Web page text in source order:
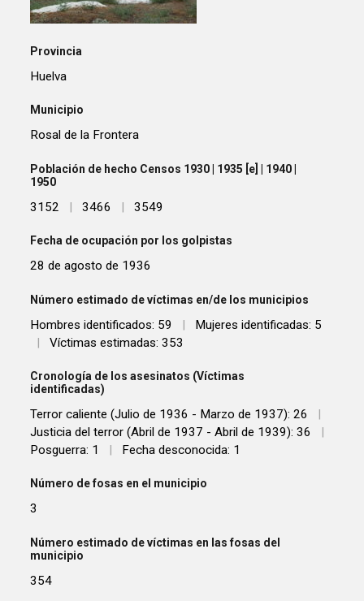
Provincia
Huelva
Municipio
Rosal de la Frontera
Población de hecho Censos 1930 | 1935 [e] | 1940 |
1950
3152 | 3466 | 3549
Fecha de ocupación por los golpistas
28 de agosto de 1936
Número estimado de víctimas en/de los municipios
Hombres identificados: 59 |
Mujeres identificadas: 5
|
Víctimas estimadas: 353
Cronología de los asesinatos (Víctimas
identificadas)
Terror caliente (Julio de 1936 - Marzo de 1937): 26
|
Justicia del terror (Abril de 1937 - Abril de 1939): 36
|
Posguerra: 1
| Fecha desconocida: 1
Número de fosas en el municipio
3
Número estimado de víctimas en las fosas del
municipio
354